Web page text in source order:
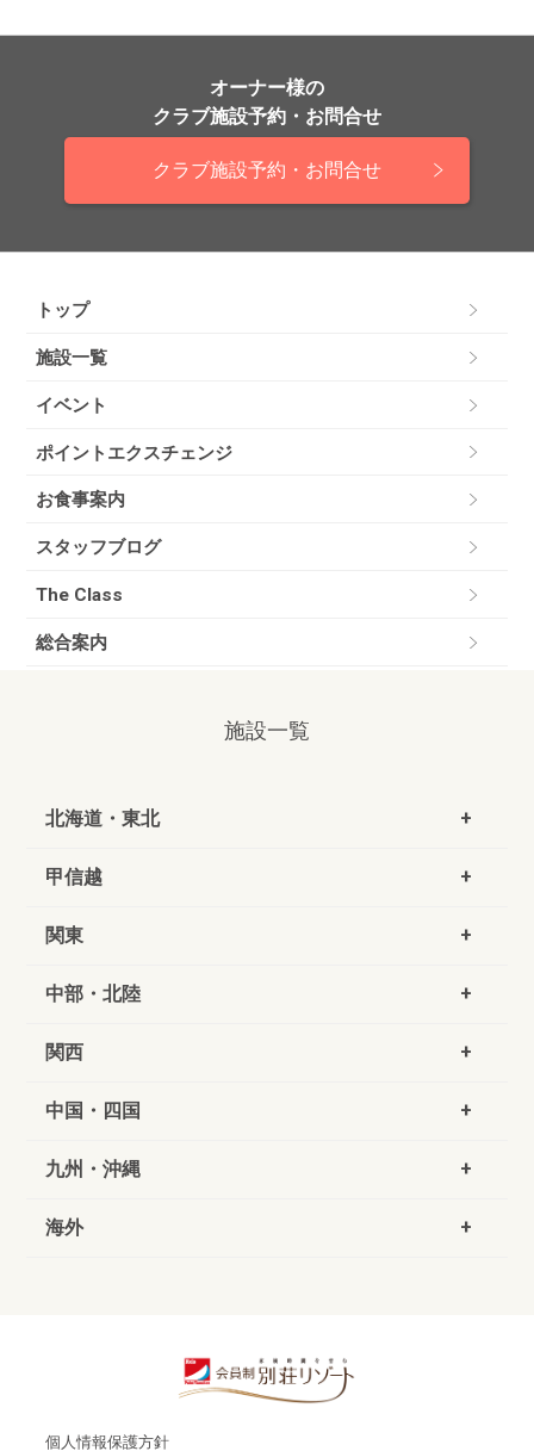
オーナー様の
クラブ施設予約・お問合せ
クラブ施設予約・お問合せ
トップ
施設一覧
イベント
ポイントエクスチェンジ
お食事案内
スタッフブログ
The Class
総合案内
施設一覧
北海道・東北
甲信越
関東
中部・北陸
関西
中国・四国
九州・沖縄
海外
個人情報保護方針